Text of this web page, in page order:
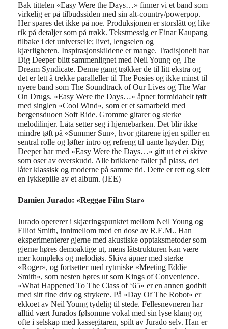
Bak tittelen «Easy Were the Days…» finner vi et band som
virkelig erpå tilbudssiden med sin alt-country/powerpop.
Her spares det ikke på noe. Produksjonen er storslått og like
rik på detaljer som på trøkk. Tekstmessig er Einar Kaupang
tilbake i det universelle; livet, lengselen og
kjærligheten. Inspirasjonskildene er mange. Tradisjonelt har
Dig Deeperblitt sammenlignet med Neil Young og The
Dream Syndicate. Denne gang trøkkerde til litt ekstra og
det er lett å trekke paralleller til The Posies og ikke minst til
nyere band som The Soundtrack ofOur Lives og The War
On Drugs. «Easy Were the Days…» åpner formidabelt tøft
med singlen «Cool Wind», som eret samarbeid med
bergensduoen Soft Ride. Gromme gitarer og sterke
melodilinjer. Låta setter seg i hjernebarken. Det blir ikke
mindre tøft på «Summer Sun», hvor gitarene igjen spiller en
sentral rolle og løfterintro og refreng til uante høyder. Dig
Deeperharmed «Easy Were the Days…» gitt ut et ei skive
som oser av overskudd. Alle brikkene faller på plass, det
låter klassisk og moderne på samme tid. Dette errett og slett
en lykkepille av et album. (JEE)
Damien Jurado: «Reggae Film Star»
Jurado opererer i skjæringspunktet mellom Neil Young og
Elliot Smith, innimellom med en dose av R.E.M.. Han
eksperimenterer gjerne med akustiske opptaksmetoder som
gjerne høres demoaktige ut, mens låtstrukturen kan være
merkompleks og melodiøs. Skiva åpner med sterke
«Roger», og fortsetter med rytmiske «Meeting Eddie
Smith», som nesten høres ut som Kings of Convenience.
«What Happened To The Class of‘65» er en annen godbit
med sitt fine driv og strykere. På «Day OfThe Robot» er
ekkoet av Neil Young tydelig til stede. Fellesnevneren har
alltid vært Jurados følsomme vokal med sin lyse klang og
ofte i selskap med kassegitaren, spilt av Jurado selv. Han er